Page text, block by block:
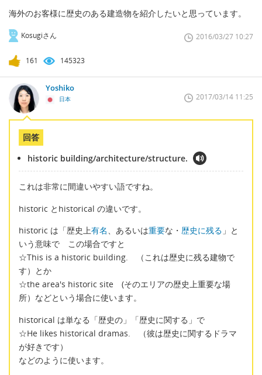
海外のお客様に歴史のある建造物を紹介したいと思っています。
Kosugiさん 2016/03/27 10:27
161 145323
Yoshiko
日本 2017/03/14 11:25
回答
historic building/architecture/structure.
これは非常に間違いやすい語ですね。
historic とhistorical の違いです。
historic は「歴史上有名、あるいは重要な・ 歴史に残る 」と
いう意味で この場合ですと
☆This is a historic building. （これは歴史に残る建物で
す）とか
☆the area's historic site (そのエリアの歴史上重要な場
所）などという場合に使います。
historical は単なる「歴史の」「歴史に関する」で
☆He likes historical dramas. （彼は歴史に関するドラマ
が好きです）
などのように使います。